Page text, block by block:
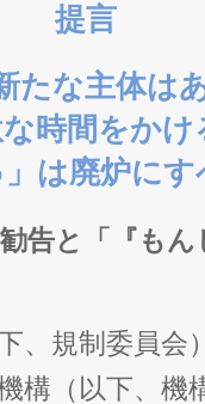
提言
たな主体は
時間をか
は廃炉に
告と「『も
、規制委員会
構（以下、機